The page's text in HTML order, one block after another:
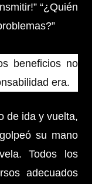
“¿Quién
beneficios no
era.
de ida y vuelta,
su mano
Todos los
adecuados